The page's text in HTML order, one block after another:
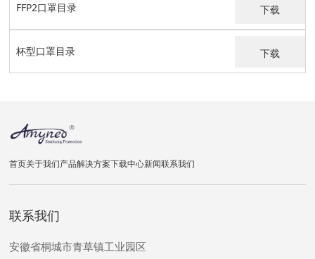
FFP2口罩目录 下载
杯型口罩目录 下载
首页关于我们产品解决方案下载中心新闻联系我们
联系我们
安徽省桐城市青草镇工业园区